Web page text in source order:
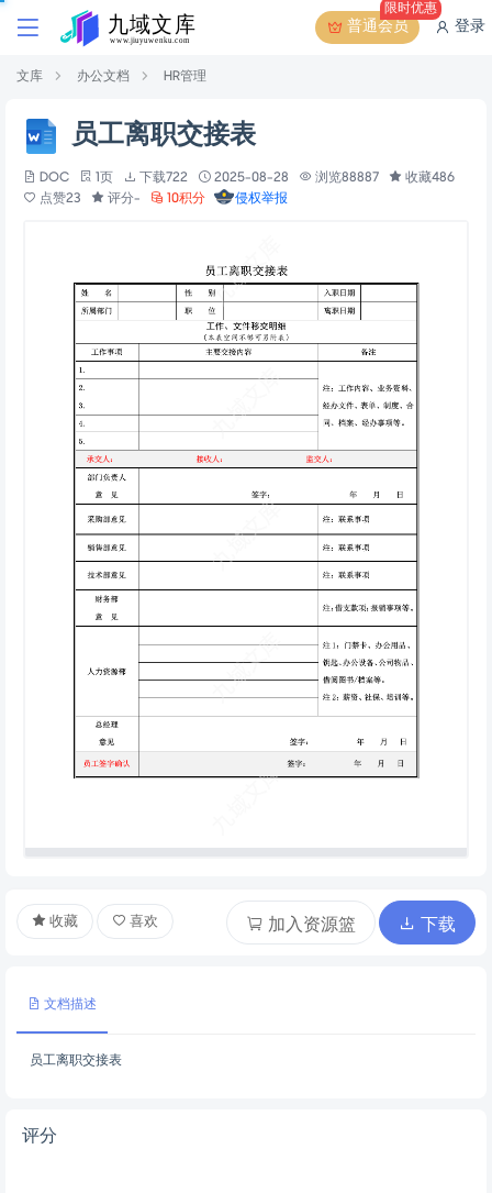
普通会员
限时优惠
登录
文库 办公文档 HR管理
员工离职交接表
DOC 1页 下载722 2025-08-28 浏览88887
收藏486
点赞23
评分- 10积分 侵权举报
收藏 喜欢 加入资源篮 下载
文档描述
员工离职交接表
评分